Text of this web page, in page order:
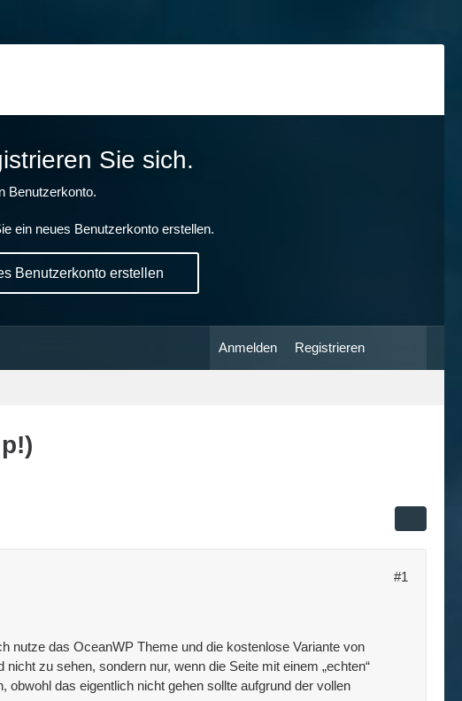
Sie sich.
Benutzerkonto.
ein neues Benutzerkonto erstellen.
Benutzerkonto erstellen
Anmelden Registrieren
#1
nutze das OceanWP Theme und die kostenlose Variante von
zu sehen, sondern nur, wenn die Seite mit einem „echten“
das eigentlich nicht gehen sollte aufgrund der vollen